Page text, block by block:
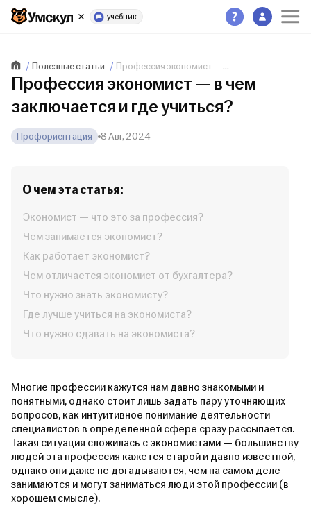
учебник
Полезные статьи Профессия экономист —...
Профессия экономист — в чем
заключается и где учиться?
Профориентация 8 Авг, 2024
О чем эта статья:
Экономист — что это за профессия?
Чем занимается экономист?
Как работает экономист?
Чем отличается экономист от бухгалтера?
Что нужно знать экономисту?
Где лучше учиться на экономиста?
Что нужно сдавать на экономиста?
Многие профессии кажутся нам давно знакомыми и
понятными, однако стоит лишь задать пару уточняющих
вопросов, как интуитивное понимание деятельности
специалистов в определенной сфере сразу рассыпается.
Такая ситуация сложилась с экономистами — большинству
людей эта профессия кажется старой и давно известной,
однако они даже не догадываются, чем на самом деле
занимаются и могут заниматься люди этой профессии (в
хорошем смысле).